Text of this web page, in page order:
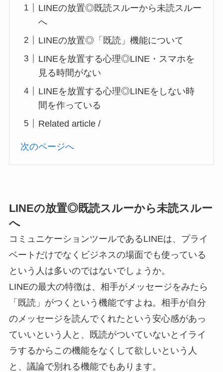
LINEの放置◎既読スルーから未読スルー
へ
LINEの放置◎「既読」機能について
LINEを放置する心理◎LINE・スマホを
見る時間がない
LINEを放置する心理◎LINEをしない時
間を作っている
Related article /
次のページへ
LINEの放置◎既読スルーから未読スルー
へ
コミュニケーションツールであるLINEは、プライ
ベートだけでなくビジネスの場面でも使っている
という人は多いのではないでしょうか。
LINEの最大の特徴は、相手がメッセージをみたら
「既読」がつくという機能ですよね。相手が自分
のメッセージを読んでくれたという安心感があっ
ていいという人と、既読がついていないとイライ
ラするからこの機能をなくして欲しいという人
と、議論で別れる機能でもあります。